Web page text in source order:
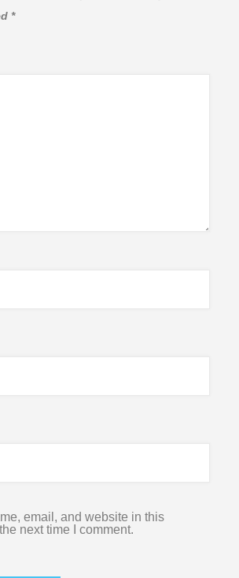
*
email, and website in this
next time I comment.